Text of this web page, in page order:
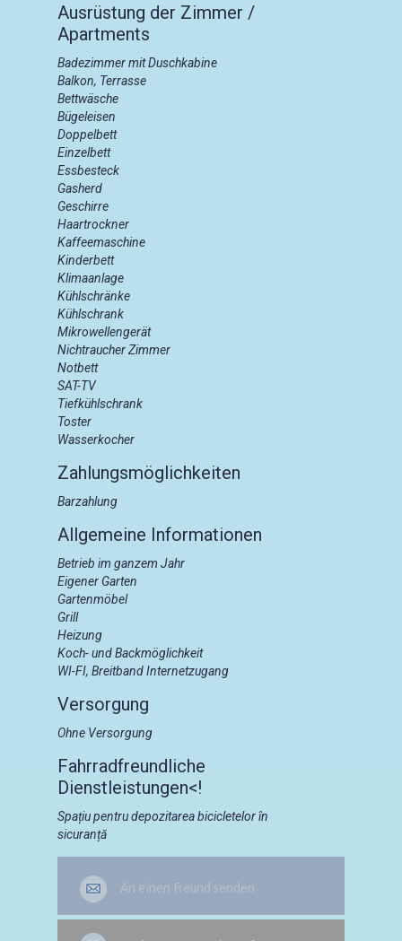
Ausrüstung der Zimmer /
Apartments
Badezimmer mit Duschkabine
Balkon, Terrasse
Bettwäsche
Bügeleisen
Doppelbett
Einzelbett
Essbesteck
Gasherd
Geschirre
Haartrockner
Kaffeemaschine
Kinderbett
Klimaanlage
Kühlschränke
Kühlschrank
Mikrowellengerät
Nichtraucher Zimmer
Notbett
SAT-TV
Tiefkühlschrank
Toster
Wasserkocher
Zahlungsmöglichkeiten
Barzahlung
Allgemeine Informationen
Betrieb im ganzem Jahr
Eigener Garten
Gartenmöbel
Grill
Heizung
Koch- und Backmöglichkeit
WI-FI, Breitband Internetzugang
Versorgung
Ohne Versorgung
Fahrradfreundliche
Dienstleistungen<!
Spațiu pentru depozitarea bicicletelor în
sicuranță
An einen Freund senden